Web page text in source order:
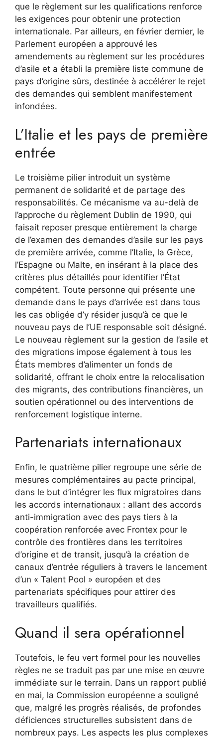
que le règlement sur les qualifications renforce
les exigences pour obtenir une protection
internationale. Par ailleurs, en février dernier, le
Parlement européen a approuvé les
amendements au règlement sur les procédures
d’asile et a établi la première liste commune de
pays d’origine sûrs, destinée à accélérer le rejet
des demandes qui semblent manifestement
infondées.
L’Italie et les pays de première
entrée
Le troisième pilier introduit un système
permanent de solidarité et de partage des
responsabilités. Ce mécanisme va au-delà de
l’approche du règlement Dublin de 1990, qui
faisait reposer presque entièrement la charge
de l’examen des demandes d’asile sur les pays
de première arrivée, comme l’Italie, la Grèce,
l’Espagne ou Malte, en insérant à la place des
critères plus détaillés pour identifier l’État
compétent. Toute personne qui présente une
demande dans le pays d’arrivée est dans tous
les cas obligée d’y résider jusqu’à ce que le
nouveau pays de l’UE responsable soit désigné.
Le nouveau règlement sur la gestion de l’asile et
des migrations impose également à tous les
États membres d’alimenter un fonds de
solidarité, offrant le choix entre la relocalisation
des migrants, des contributions financières, un
soutien opérationnel ou des interventions de
renforcement logistique interne.
Partenariats internationaux
Enfin, le quatrième pilier regroupe une série de
mesures complémentaires au pacte principal,
dans le but d’intégrer les flux migratoires dans
les accords internationaux : allant des accords
anti-immigration avec des pays tiers à la
coopération renforcée avec Frontex pour le
contrôle des frontières dans les territoires
d’origine et de transit, jusqu’à la création de
canaux d’entrée réguliers à travers le lancement
d’un « Talent Pool » européen et des
partenariats spécifiques pour attirer des
travailleurs qualifiés.
Quand il sera opérationnel
Toutefois, le feu vert formel pour les nouvelles
règles ne se traduit pas par une mise en œuvre
immédiate sur le terrain. Dans un rapport publié
en mai, la Commission européenne a souligné
que, malgré les progrès réalisés, de profondes
déficiences structurelles subsistent dans de
nombreux pays. Les aspects les plus complexes